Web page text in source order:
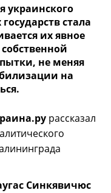
украинского
стала
их явное
не меняя
на
рассказал
Синкявичюс